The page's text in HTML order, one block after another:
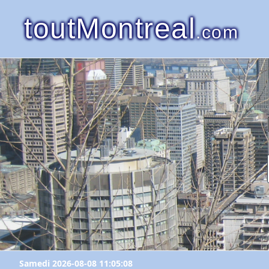
toutMontreal.com
Samedi 2026-08-08 11:05:08